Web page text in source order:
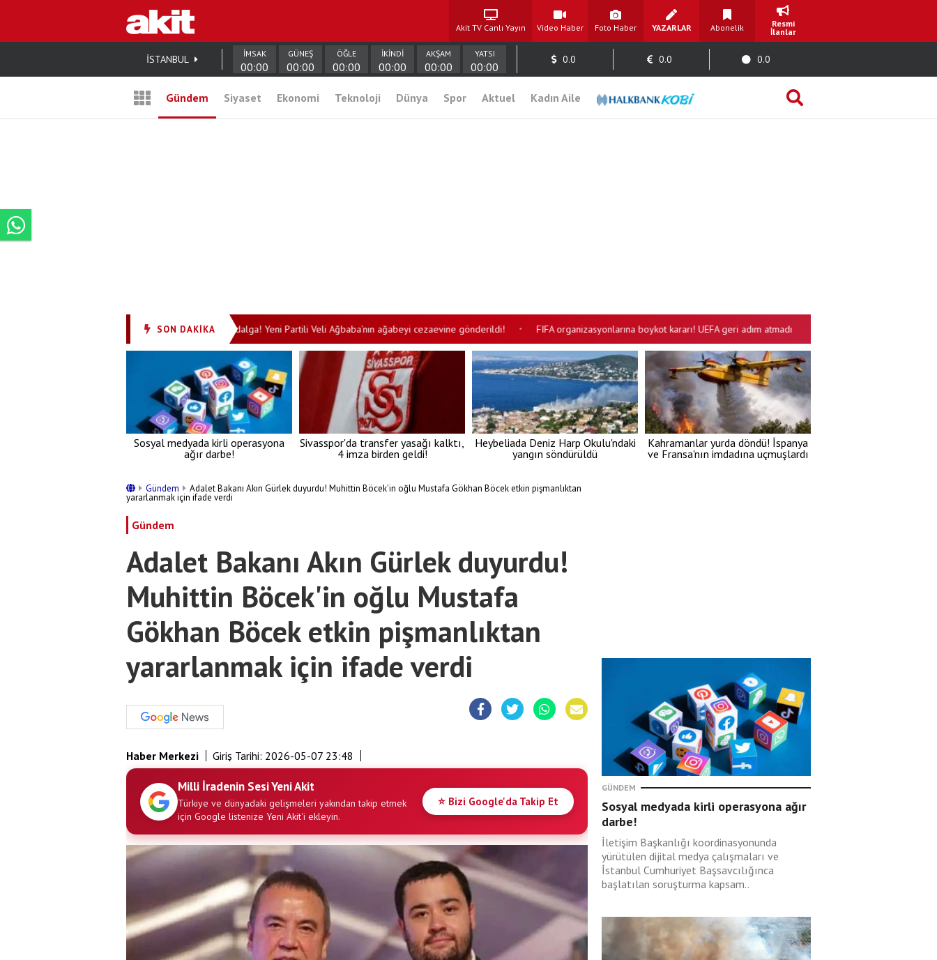
Akit TV Canlı Yayın Video Haber Foto Haber YAZARLAR Abonelik
Resmi
İlanlar
İSTANBUL İMSAK
00:00
GÜNEŞ
00:00
ÖĞLE
00:00
İKİNDİ
00:00
AKŞAM
00:00
YATSI
00:00
0.0 0.0 0.0
Gündem Siyaset Ekonomi Teknoloji Dünya Spor Aktuel Kadın Aile
SON DAKİKA
İzmir’deki kooperatif vurgununda yeni dalga! Yeni Partili Veli Ağbaba’nın ağabeyi cezaevine gönderildi! • FIFA organizasyonlarına boykot kararı! UEFA geri adım atmadı •
Sosyal medyada kirli operasyona
ağır darbe!
Sivasspor'da transfer yasağı kalktı,
4 imza birden geldi!
Heybeliada Deniz Harp Okulu'ndaki
yangın söndürüldü
Kahramanlar yurda döndü! İspanya
ve Fransa'nın imdadına uçmuşlardı
Gündem Adalet Bakanı Akın Gürlek duyurdu! Muhittin Böcek'in oğlu Mustafa Gökhan Böcek etkin pişmanlıktan
yararlanmak için ifade verdi
Gündem
Adalet Bakanı Akın Gürlek duyurdu!
Muhittin Böcek'in oğlu Mustafa
Gökhan Böcek etkin pişmanlıktan
yararlanmak için ifade verdi
Haber Merkezi Giriş Tarihi: 2026-05-07 23:48
Milli İradenin Sesi Yeni Akit
Türkiye ve dünyadaki gelişmeleri yakından takip etmek
için Google listenize Yeni Akit'i ekleyin.
⭐ Bizi Google'da Takip Et
GÜNDEM
Sosyal medyada kirli operasyona ağır
darbe!
İletişim Başkanlığı koordinasyonunda
yürütülen dijital medya çalışmaları ve
İstanbul Cumhuriyet Başsavcılığınca
başlatılan soruşturma kapsam..